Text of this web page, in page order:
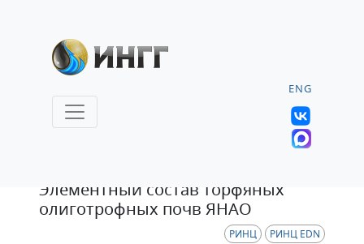
ENG
Элементный состав торфяных
олиготрофных почв ЯНАО
РИНЦ РИНЦ EDN